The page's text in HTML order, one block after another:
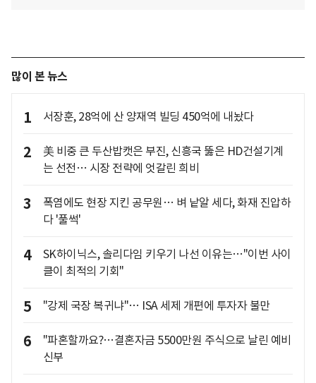
많이 본 뉴스
1 서장훈, 28억에 산 양재역 빌딩 450억에 내놨다
2
美 비중 큰 두산밥캣은 부진, 신흥국 뚫은 HD건설기계
는 선전… 시장 전략에 엇갈린 희비
3
폭염에도 현장 지킨 공무원… 벼 낱알 세다, 화재 진압하
다 '풀썩'
4
SK하이닉스, 솔리다임 키우기 나선 이유는…"이번 사이
클이 최적의 기회"
5 "강제 국장 복귀냐"… ISA 세제 개편에 투자자 불만
6
"파혼할까요?…결혼자금 5500만원 주식으로 날린 예비
신부